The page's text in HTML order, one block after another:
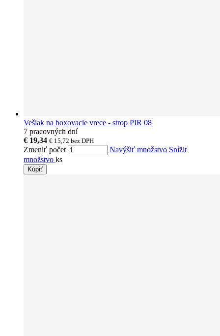
Vešiak na boxovacie vrece - strop PIR 08
7 pracovných dní
€ 19,34 € 15,72 bez DPH
Zmeniť počet Navýšiť množstvo Snížit
množstvo ks
Kúpiť